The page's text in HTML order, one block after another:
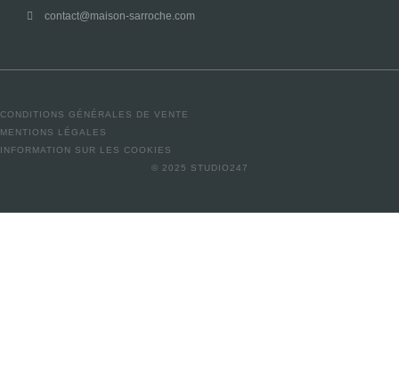
contact@maison-sarroche.com
CONDITIONS GÉNÉRALES DE VENTE
MENTIONS LÉGALES
INFORMATION SUR LES COOKIES
© 2025 STUDIO247